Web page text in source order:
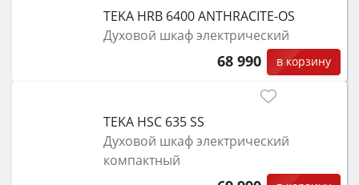
TEKA HRB 6400 ANTHRACITE-OS
Духовой шкаф электрический
68 990 в корзину
TEKA HSC 635 SS
Духовой шкаф электрический
компактный